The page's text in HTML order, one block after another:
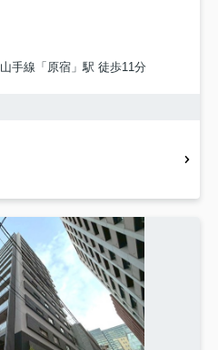
山手線「原宿」駅 徒歩11分